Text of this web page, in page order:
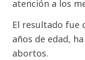
atención a los
El resultado fue
años de edad,
abortos.